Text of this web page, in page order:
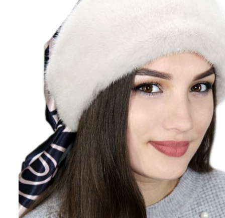
Черный
Шиншилла
Шоколад
Шоколадный